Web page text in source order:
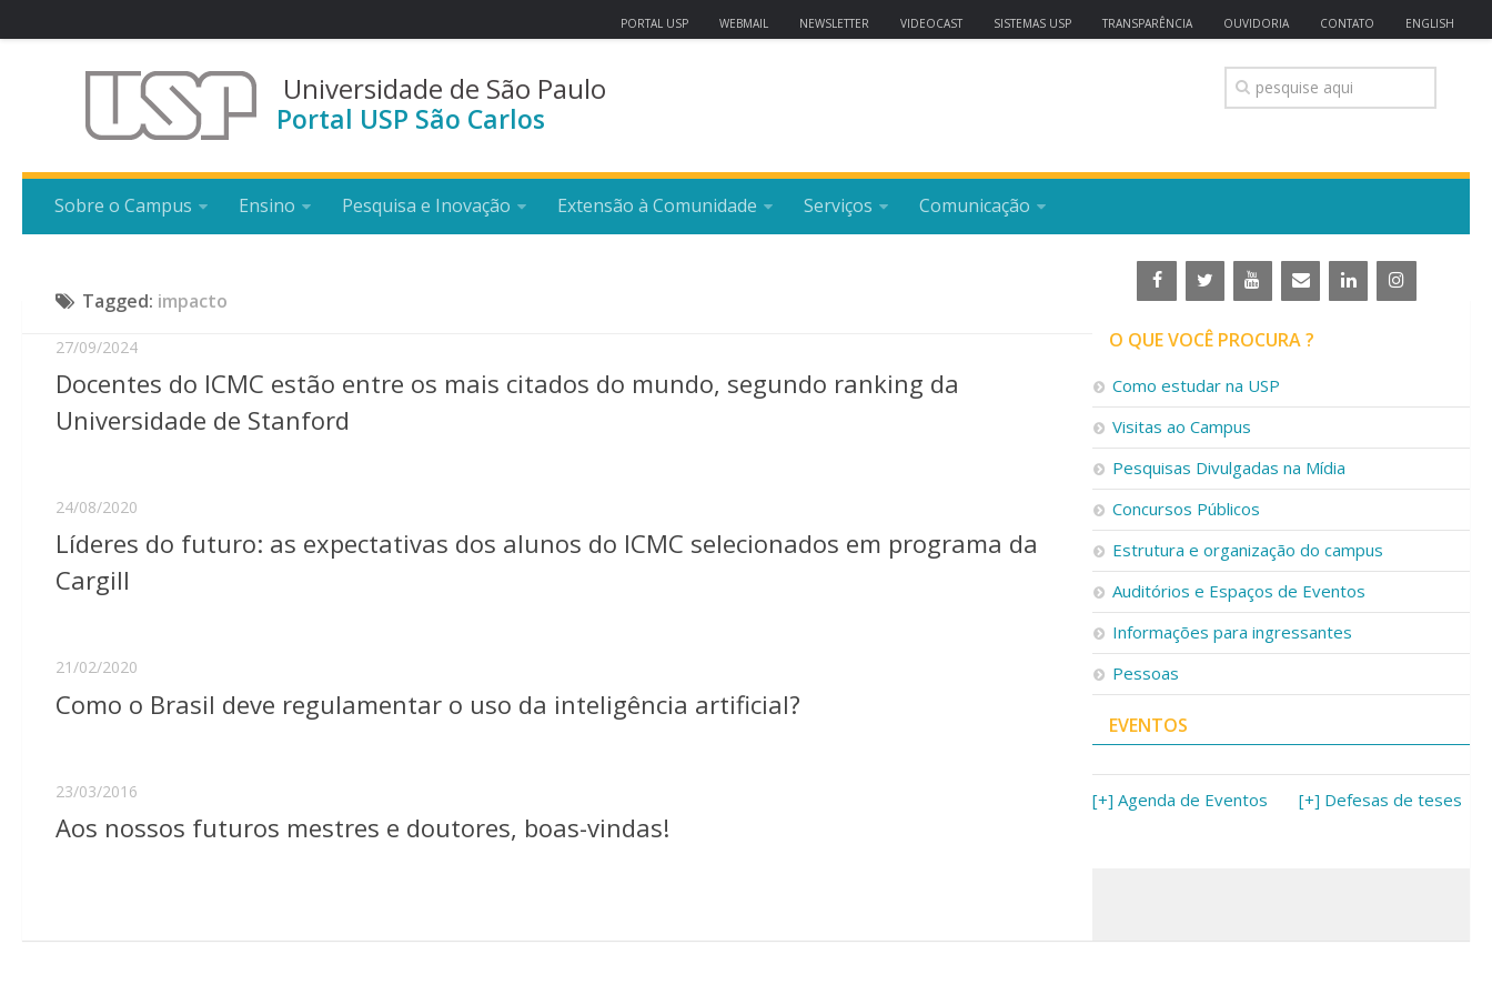
PORTAL USP WEBMAIL NEWSLETTER VIDEOCAST SISTEMAS USP TRANSPARÊNCIA OUVIDORIA CONTATO ENGLISH
Universidade de São Paulo
Portal USP São Carlos
Sobre o Campus Ensino Pesquisa e Inovação Extensão à Comunidade Serviços Comunicação
Tagged: impacto
27/09/2024
Docentes do ICMC estão entre os mais citados do mundo, segundo ranking da
Universidade de Stanford
24/08/2020
Líderes do futuro: as expectativas dos alunos do ICMC selecionados em programa da
Cargill
21/02/2020
Como o Brasil deve regulamentar o uso da inteligência artificial?
23/03/2016
Aos nossos futuros mestres e doutores, boas-vindas!
O QUE VOCÊ PROCURA ?
Como estudar na USP
Visitas ao Campus
Pesquisas Divulgadas na Mídia
Concursos Públicos
Estrutura e organização do campus
Auditórios e Espaços de Eventos
Informações para ingressantes
Pessoas
EVENTOS
[+] Agenda de Eventos [+] Defesas de teses